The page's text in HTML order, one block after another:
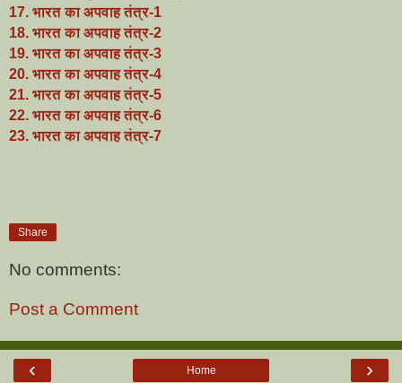
17. भारत का अपवाह तंत्र-1
18. भारत का अपवाह तंत्र-2
19. भारत का अपवाह तंत्र-3
20. भारत का अपवाह तंत्र-4
21. भारत का अपवाह तंत्र-5
22. भारत का अपवाह तंत्र-6
23. भारत का अपवाह तंत्र-7
Share
No comments:
Post a Comment
‹ ›
Home